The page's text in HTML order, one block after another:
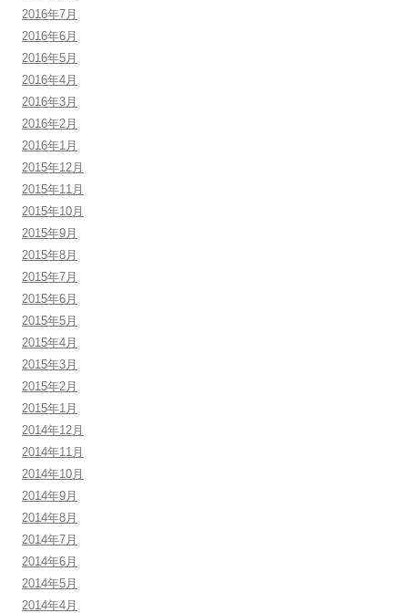
2016年7月
2016年6月
2016年5月
2016年4月
2016年3月
2016年2月
2016年1月
2015年12月
2015年11月
2015年10月
2015年9月
2015年8月
2015年7月
2015年6月
2015年5月
2015年4月
2015年3月
2015年2月
2015年1月
2014年12月
2014年11月
2014年10月
2014年9月
2014年8月
2014年7月
2014年6月
2014年5月
2014年4月